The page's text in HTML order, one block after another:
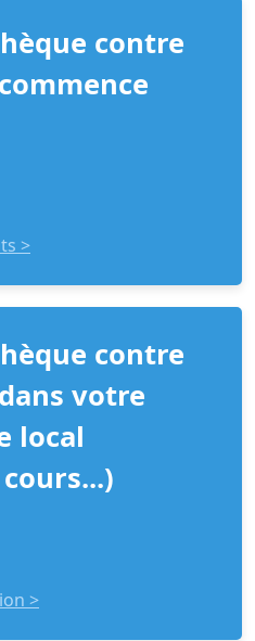
contre
>
contre
votre
local
>